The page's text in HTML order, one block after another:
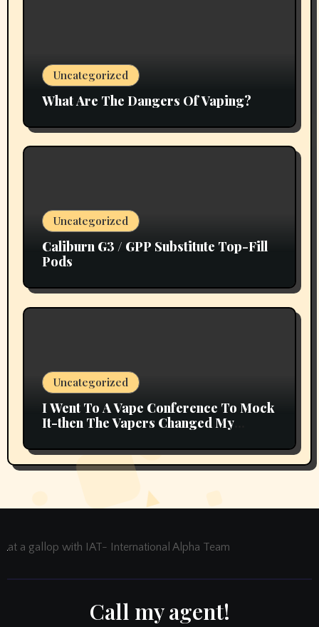
Uncategorized
What Are The Dangers Of Vaping?
Uncategorized
Caliburn G3 / GPP Substitute Top-Fill
Pods
Uncategorized
I Went To A Vape Conference To Mock
It-then The Vapers Changed My
at a gallop with IAT- International Alpha Team
Call my agent!